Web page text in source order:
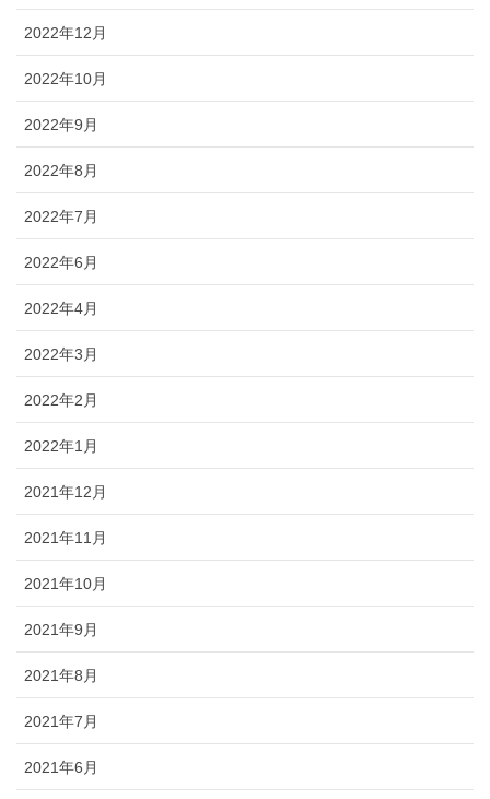
2022年12月
2022年10月
2022年9月
2022年8月
2022年7月
2022年6月
2022年4月
2022年3月
2022年2月
2022年1月
2021年12月
2021年11月
2021年10月
2021年9月
2021年8月
2021年7月
2021年6月